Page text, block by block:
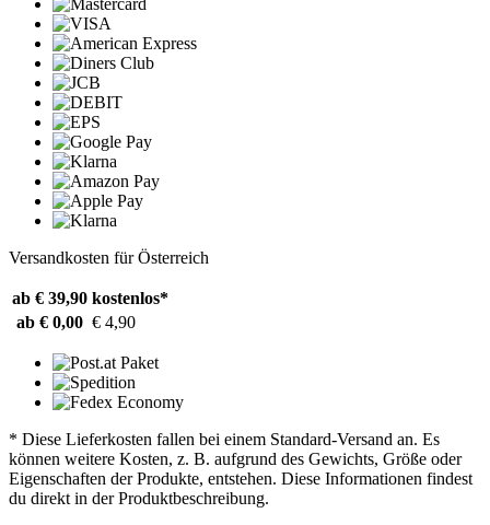
Versandkosten für Österreich
ab € 39,90 kostenlos*
ab € 0,00 € 4,90
* Diese Lieferkosten fallen bei einem Standard-Versand an. Es
können weitere Kosten, z. B. aufgrund des Gewichts, Größe oder
Eigenschaften der Produkte, entstehen. Diese Informationen findest
du direkt in der Produktbeschreibung.